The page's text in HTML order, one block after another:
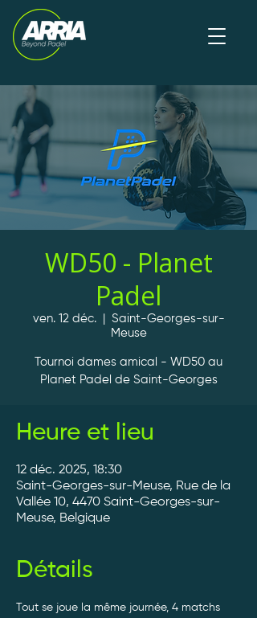
WD50 - Planet
Padel
ven. 12 déc.
  |
Saint-Georges-sur-
Meuse
Tournoi dames amical - WD50 au
Planet Padel de Saint-Georges
Heure et lieu
12 déc. 2025, 18:30
Saint-Georges-sur-Meuse, Rue de la
Vallée 10, 4470 Saint-Georges-sur-
Meuse, Belgique
Détails
Tout se joue la même journée, 4 matchs